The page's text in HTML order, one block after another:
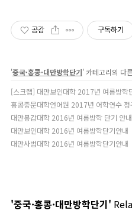
공감 구독하기
'중국·홍콩·대만방학단기' 카테고리의 다
[스크랩] 대만보인대학 2017년 여름방학
홍콩중문대학언어원 2017년 어학연수 정
대만봉갑대학 2016년 여름방학 단기 안내
대만보인대학 2016년 여름방학단기안내
대만사범대학 2016년 여름방학단기안내
'중국·홍콩·대만방학단기'